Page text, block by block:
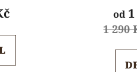
od1
1 290